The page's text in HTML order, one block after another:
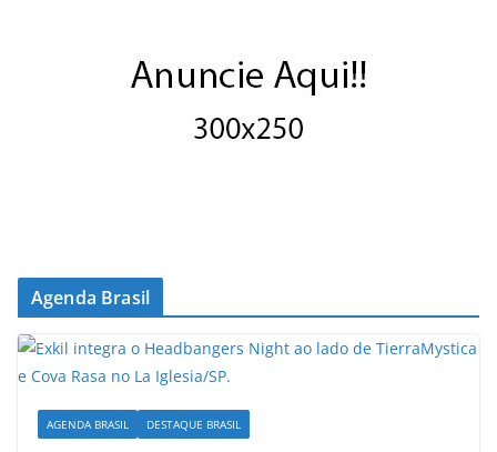
Agenda Brasil
AGENDA BRASIL DESTAQUE BRASIL